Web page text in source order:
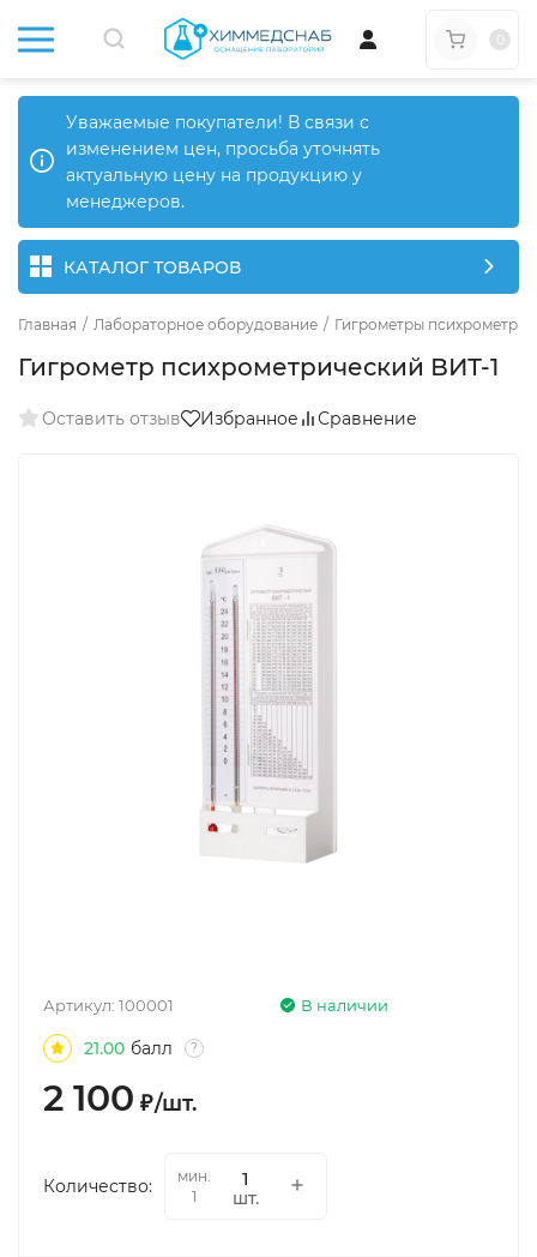
Уважаемые покупатели! В связи с
изменением цен, просьба уточнять
актуальную цену на продукцию у
менеджеров.
КАТАЛОГ ТОВАРОВ
Главная / Лабораторное оборудование / Гигрометры
Гигрометр психрометрический ВИТ-1
Оставить отзыв Избранное Сравнение
В наличии
Артикул: 100001
21.00 балл ?
2 100 ₽/шт.
Количество:
мин.
1
шт.